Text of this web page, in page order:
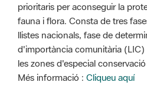
prioritaris per aconseguir la
fauna i flora. Consta de tres
llistes nacionals, fase de
d'importància comunitària
les zones d'especial
Més informació : Cliqueu aquí